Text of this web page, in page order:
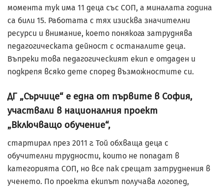
момента тук има 11 деца със СОП, а миналата година
са били 15. Работата с тях изисква значителни
ресурси и внимание, което понякога затруднява
педагогическата дейност с останалите деца.
Въпреки това педагогическият екип е отдаден и
подкрепя всяко дете според възможностите си.
ДГ „Сърчице“ е една от първите в София,
участвали в националния проект
„Включващо обучение“,
стартирал през 2011 г. Той обхваща деца с
обучителни трудности, които не попадат в
категорията СОП, но все пак срещат затруднения в
ученето. По проекта екипът получава логопед,